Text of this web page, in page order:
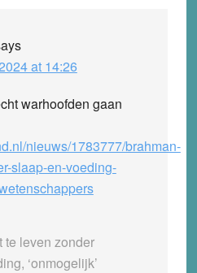
at 14:26
warhoofden gaan
nieuws/1783777/brahman-
slaap-en-voeding-
te leven zonder
‘onmogelijk’